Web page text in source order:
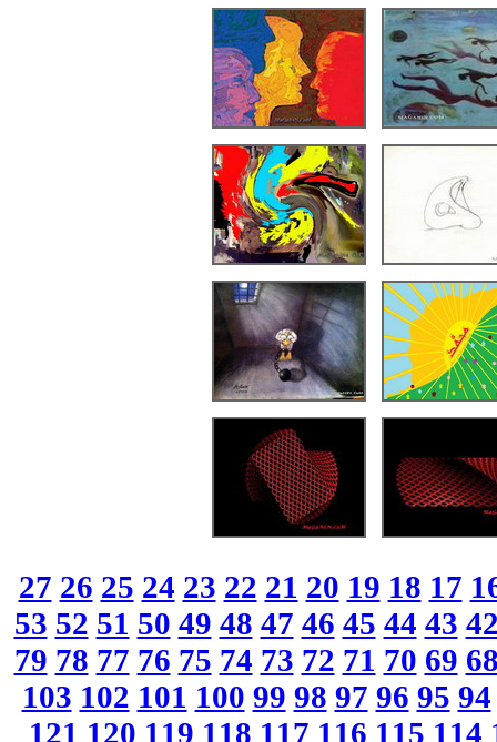
17
18
19
20
21
22
23
24
25
26
27
43
44
45
46
47
48
49
50
51
52
53
69
70
71
72
73
74
75
76
77
78
79
94
95
96
97
98
99
100
101
102
103
114
115
116
117
118
119
120
121